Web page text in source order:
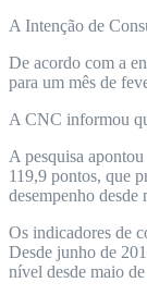
A Intenção de
De acordo com a
para um mês de
A CNC informou
A pesquisa
119,9 pontos, que
desempenho desde
Os indicadores de
Desde junho de
nível desde maio